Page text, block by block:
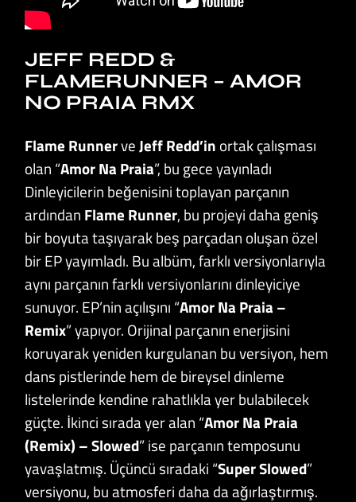
JEFF REDD &
FLAMERUNNER – AMOR
NO PRAIA RMX
Flame RunnerveJeffRedd’in ortak çalışması
olan “AmorNa Praia”, bu gece yayınladı
Dinleyicilerin beğenisini toplayan parçanın
ardından Flame Runner, bu projeyi daha geniş
bir boyuta taşıyarak beş parçadan oluşan özel
bir EP yayımladı. Bu albüm, farklı versiyonlarıyla
aynı parçanın farklı versiyonlarını dinleyiciye
sunuyor. EP’nin açılışını “Amor Na Praia –
Remix” yapıyor. Orijinal parçanın enerjisini
koruyarak yeniden kurgulanan bu versiyon, hem
dans pistlerinde hem de bireysel dinleme
listelerinde kendine rahatlıkla yer bulabilecek
güçte. İkinci sırada yer alan “Amor Na Praia
(Remix) – Slowed” ise parçanın temposunu
yavaşlatmış. Üçüncü sıradaki “Super Slowed”
versiyonu, bu atmosferi daha da ağırlaştırmış.